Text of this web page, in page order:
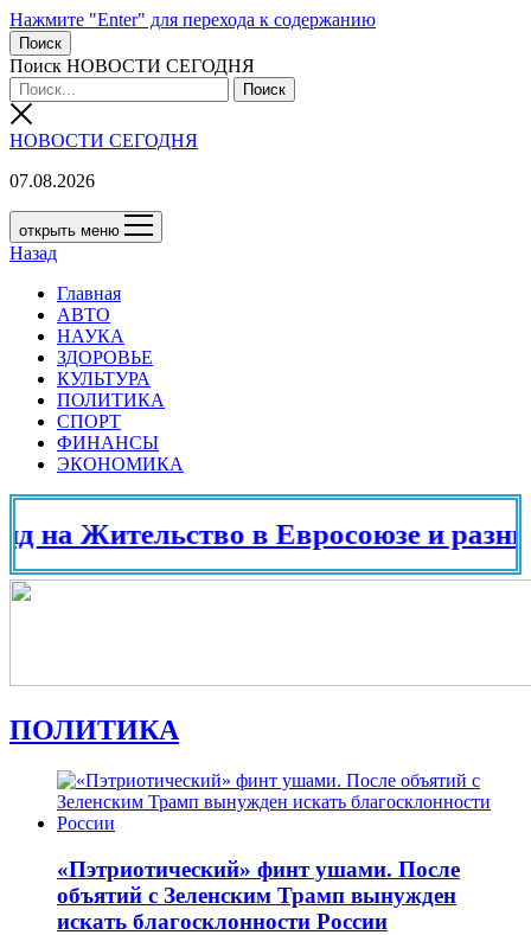
Нажмите "Enter" для перехода к содержанию
Поиск
Поиск НОВОСТИ СЕГОДНЯ
НОВОСТИ СЕГОДНЯ
07.08.2026
открыть меню
Назад
Главная
АВТО
НАУКА
ЗДОРОВЬЕ
КУЛЬТУРА
ПОЛИТИКА
СПОРТ
ФИНАНСЫ
ЭКОНОМИКА
в Евросоюзе и разных
ПОЛИТИКА
«Пэтриотический» финт ушами. После
объятий с Зеленским Трамп вынужден
искать благосклонности России